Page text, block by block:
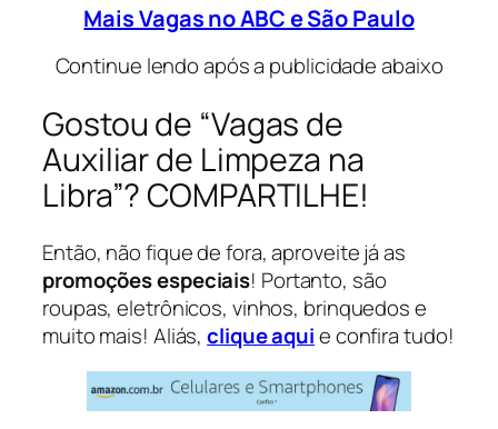
Mais Vagas no ABC e São Paulo
Continue lendo após a publicidade abaixo
Gostou de “Vagas de
Auxiliar de Limpeza na
Libra”? COMPARTILHE!
Então, não fique de fora, aproveite já as
promoções especiais! Portanto, são
roupas, eletrônicos, vinhos, brinquedos e
muito mais! Aliás,clique aquie confira tudo!